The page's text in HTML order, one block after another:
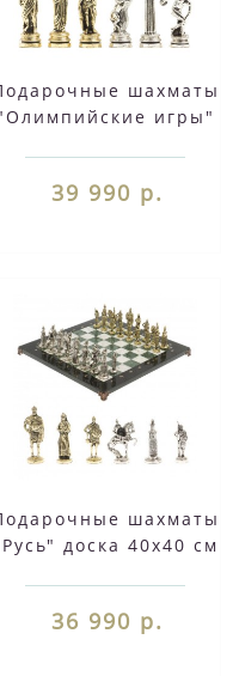
шахматы
игры"
лемезит фигуры
39 990 р.
шахматы
доска 40х40 см
36 990 р.